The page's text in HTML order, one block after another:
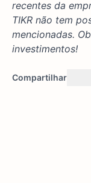
recentes da
TIKR não tem
mencionadas.
investimentos!
Compartilhar